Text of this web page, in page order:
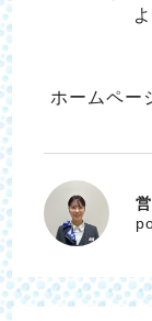
ホームペー
いそ